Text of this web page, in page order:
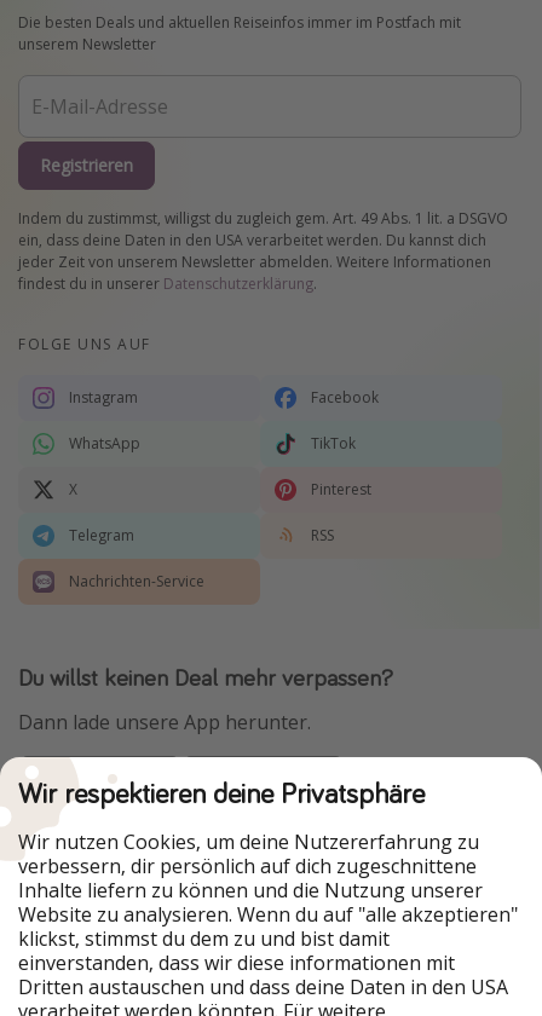
Die besten Deals und aktuellen Reiseinfos immer im Postfach mit
unserem Newsletter
Registrieren
Indem du zustimmst, willigst du zugleich gem. Art. 49 Abs. 1 lit. a DSGVO
ein, dass deine Daten in den USA verarbeitet werden. Du kannst dich
jeder Zeit von unserem Newsletter abmelden. Weitere Informationen
findest du in unserer Datenschutzerklärung.
FOLGE UNS AUF
Instagram Facebook
WhatsApp TikTok
X Pinterest
Telegram RSS
Nachrichten-Service
Du willst keinen Deal mehr verpassen?
Dann lade unsere App herunter.
Urlaubspiraten ist Teil der HolidayPirates Group
Unsere Märkte
PiratinViaggio
HolidayPirates
VakantiePiraten
WakacyjniPiraci
VoyagesPirates
Ferienpiraten
Urlaubspiraten
ViajerosPiratas
Wir respektieren deine Privatsphäre
Wir nutzen Cookies, um deine Nutzererfahrung zu
verbessern, dir persönlich auf dich zugeschnittene
Inhalte liefern zu können und die Nutzung unserer
Website zu analysieren. Wenn du auf "alle akzeptieren"
klickst, stimmst du dem zu und bist damit
einverstanden, dass wir diese informationen mit
Dritten austauschen und dass deine Daten in den USA